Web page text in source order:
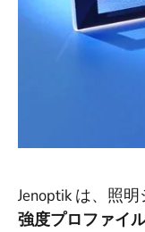
Jenoptik は、照
強度プロファイ